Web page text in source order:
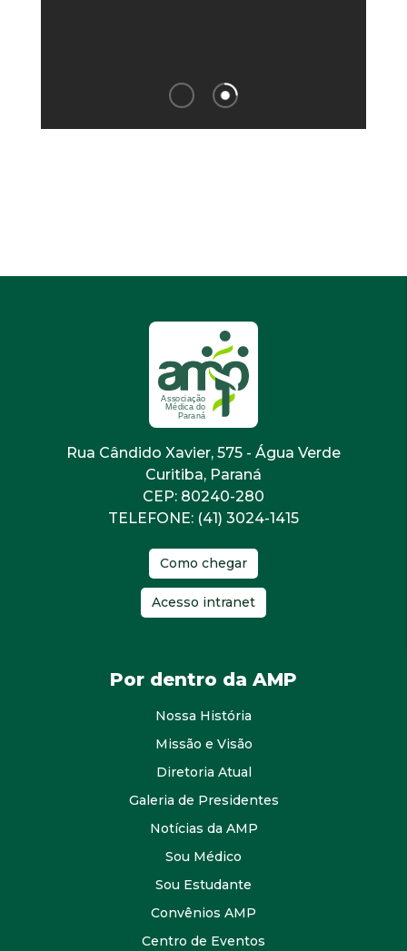
Rua Cândido Xavier, 575 - Água Verde
Curitiba, Paraná
CEP: 80240-280
TELEFONE: (41) 3024-1415
Como chegar
Acesso intranet
Por dentro da AMP
Nossa História
Missão e Visão
Diretoria Atual
Galeria de Presidentes
Notícias da AMP
Sou Médico
Sou Estudante
Convênios AMP
Centro de Eventos